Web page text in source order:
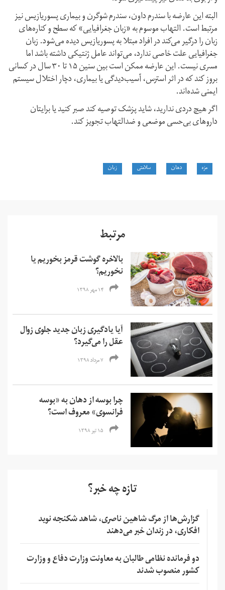
البته این عارضه با سندرم داون، سندرم شوگرن و بیماری پسوریازیس نیز
مرتبط است. التهاب موسوم به «زبان جغرافیایی» که سطح و کناره‌های
زبان را درگیر می‌کند در افراد مبتلا به پسوریازیس دیده می‌شود. زبان
جغرافیایی علت خاصی ندارد، می‌تواند عامل ژنتیکی داشته باشد اما
مسری نیست. این عارضه ممکن است بین سنین ۱۵ تا ۳۰ سال در کسانی
بروز کند که در اثر استرس، آسیب‌دیدگی یا بیماری، دچار اختلال سیستم
ایمنی شده‌اند.
اگر هیچ دردی ندارید، شاید پزشک توصیه کند صبر کنید یا برایتان
داروهای بی‌حسی موضعی و ضدالتهاب تجویز کند.
مزه دهان سلامتی زبان
مرتبط
بالاخره گوشت قرمز بخوریم یا
نخوریم؟
۱۴ مهر ۱۳۹۸
آیا یادگیری زبان جدید جلوی زوال
عقل را می‌گیرد؟
۷ مرداد ۱۳۹۸
چرا بوسه از دهان به «بوسه
فرانسوی» معروف است؟
۱۵ تیر ۱۳۹۸
تازه چه خبر؟
گزارش‌ها از مرگ شاهین ناصری، شاهد شکنجه نوید
افکاری، در زندان خبر می‌دهند
دو فرمانده نظامی طالبان به معاونت وزارت دفاع و وزارت
کشور منصوب شدند